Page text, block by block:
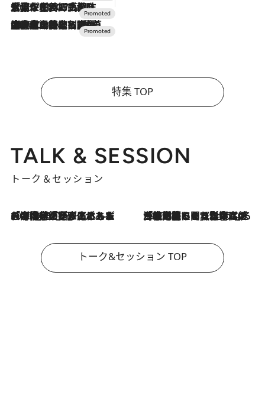
2026.7.17
「土佐和ハーブかき氷」がOMO7高知に登場！生姜、山椒、大葉など目にも舌にも涼を呼ぶ郷土の味
2026.7.10
NEW OPEN！【界 草津】名湯の地に誕生。趣の異なる2種の温泉と上州ならではの会席・蕎麦割烹など美食を味わう究極の癒やし旅
特集 TOP
TALK & SESSION
トーク＆セッション
2026.8.3
「今後値上げがあるとすれば…」「リスクがあるのは今年の冬」エネルギー専門家が語る、ホルムズ海峡封鎖が家庭にもたらす“ある心配” 2026.8.3
「住宅建てられない…」「サーチャージ料の高値が続いている」ホルムズ海峡封鎖による影響はいつまで続く？《エネルギー専門家に聞く“どうなる日本の暮らし”》
トーク&セッション TOP